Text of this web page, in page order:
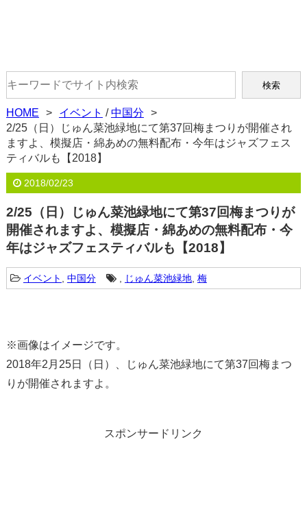
HOME イベント /中国分
2/25（日）じゅん菜池緑地にて第37回梅まつりが開催され
ますよ、模擬店・綿あめの無料配布・今年はジャズフェス
ティバルも【2018】
2018/02/23
2/25（日）じゅん菜池緑地にて第37回梅まつりが
開催されますよ、模擬店・綿あめの無料配布・今
年はジャズフェスティバルも【2018】
イベント 中国分 , じゅん菜池緑地, 梅
※画像はイメージです。
2018年2月25日（日）、じゅん菜池緑地にて第37回梅まつ
りが開催されますよ。
スポンサードリンク